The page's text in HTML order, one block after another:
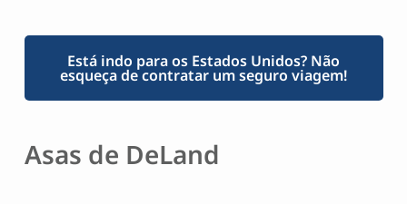
Está indo para os Estados Unidos? Não
esqueça de contratar um seguro viagem!
Asas de DeLand